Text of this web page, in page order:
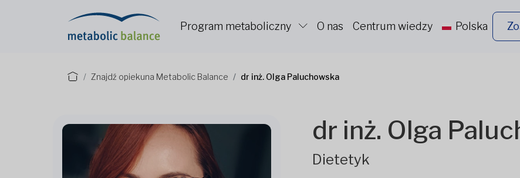
Program metaboliczny O nas Centrum wiedzy Polska
Znajdź opiekuna Metabolic Balance dr inż. Olga Paluchowska
dr inż. Olga
Dietetyk